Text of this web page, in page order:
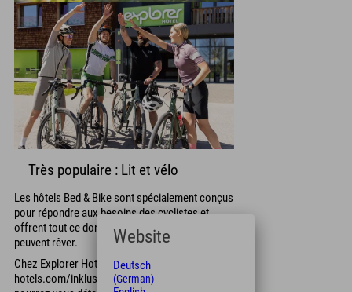
Très populaire : Lit et vélo
Les hôtels Bed & Bike sont spécialement conçus
pour répondre aux besoins des cyclistes et
offrent tout ce dont les passionnés de vélo
peuvent rêver.
Chez Explorer Hotels (https://www.explorer-
hotels.com/inklusivleistungen/zimmer/), vous
Website
Deutsch
(German)